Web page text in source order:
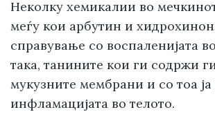
Неколку хемикалии во
меѓу кои арбутин и
справување со воспаленијата
така, танините кои ги содржи
мукузните мембрани и со тоа
инфламацијата во телото.